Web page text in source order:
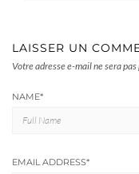
LAISSER UN
Votre adresse e-mail ne sera pas
NAME*
EMAIL ADDRESS*